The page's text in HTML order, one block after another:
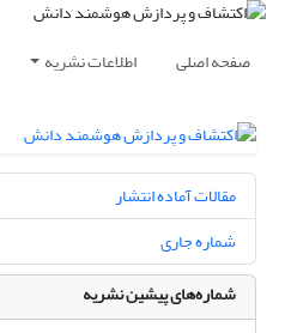
صفحه اصلی اطلاعات نشریه
مقالات آماده انتشار
شماره جاری
شماره‌های پیشین نشریه